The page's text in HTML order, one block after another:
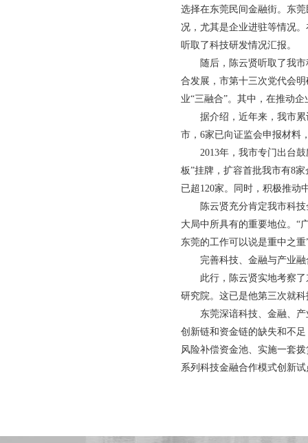
选择在东莞民间金融街。东
况，尤其是企业进驻等情况
听取了科技研发情况汇报。
随后，陈云贤听取了我
合发展，市第十三次党代会
业“三融合”。其中，在推动
据介绍，近年来，我市
市，6家已向证监会申报材料
2013年，我市专门出台
板”挂牌，扩容首批我市有8
已超120家。同时，积极推动
陈云贤充分肯定我市科
大局中所具有的重要地位。“
东莞的工作可以说是重中之重
完善科技、金融与产业
此行，陈云贤实地考察
研究院。这已是他第三次就
东莞深谙科技、金融、
创新链和资金链的缺失和不
风险补偿资金池、实施一套
系列科技金融合作模式创新试